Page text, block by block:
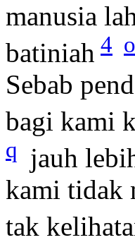
manusia
batiniah 4 o
Sebab
bagi kami
q jauh
kami tidak
tak